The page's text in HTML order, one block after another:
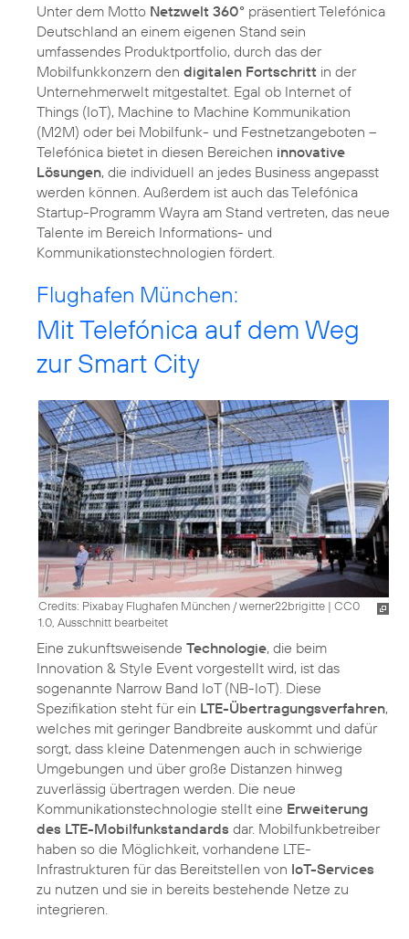
Unter dem Motto Netzwelt 360° präsentiert Telefónica
Deutschland an einem eigenen Stand sein
umfassendes Produktportfolio, durch das der
Mobilfunkkonzern den digitalen Fortschritt in der
Unternehmerwelt mitgestaltet. Egal ob Internet of
Things (IoT), Machine to Machine Kommunikation
(M2M) oder bei Mobilfunk- und Festnetzangeboten –
Telefónica bietet in diesen Bereichen innovative
Lösungen, die individuell an jedes Business angepasst
werden können. Außerdem ist auch das Telefónica
Startup-Programm Wayra am Stand vertreten, das neue
Talente im Bereich Informations- und
Kommunikationstechnologien fördert.
Flughafen München:
Mit Telefónica auf dem Weg
zur Smart City
Credits: Pixabay Flughafen München / werner22brigitte | CC0
1.0, Ausschnitt bearbeitet
Eine zukunftsweisende Technologie, die beim
Innovation & Style Event vorgestellt wird, ist das
sogenannte Narrow Band IoT (NB-IoT). Diese
Spezifikation steht für ein LTE-Übertragungsverfahren,
welches mit geringer Bandbreite auskommt und dafür
sorgt, dass kleine Datenmengen auch in schwierige
Umgebungen und über große Distanzen hinweg
zuverlässig übertragen werden. Die neue
Kommunikationstechnologie stellt eine Erweiterung
des LTE-Mobilfunkstandards dar. Mobilfunkbetreiber
haben so die Möglichkeit, vorhandene LTE-
Infrastrukturen für das Bereitstellen von IoT-Services
zu nutzen und sie in bereits bestehende Netze zu
integrieren.